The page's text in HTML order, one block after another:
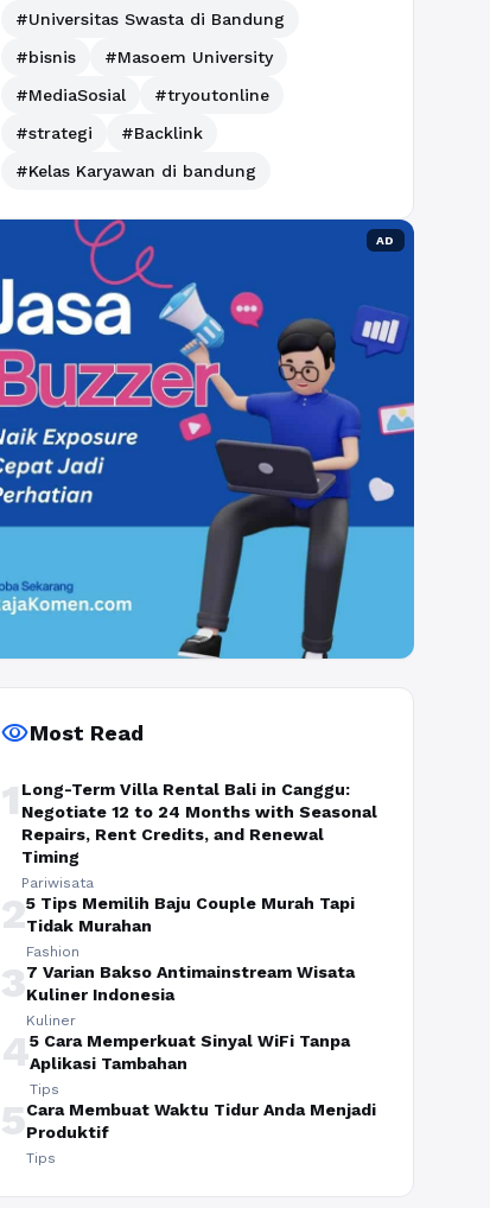
#Universitas Swasta di Bandung
#bisnis
#Masoem University
#MediaSosial
#tryoutonline
#strategi
#Backlink
#Kelas Karyawan di bandung
AD
visibilityMost Read
1 Long-Term Villa Rental Bali in Canggu:
Negotiate 12 to 24 Months with Seasonal
Repairs, Rent Credits, and Renewal
Timing
Pariwisata
25 Tips Memilih Baju Couple Murah Tapi
Tidak Murahan
Fashion
37 Varian Bakso Antimainstream Wisata
Kuliner Indonesia
Kuliner
45 Cara Memperkuat Sinyal WiFi Tanpa
Aplikasi Tambahan
Tips
5Cara Membuat Waktu Tidur Anda Menjadi
Produktif
Tips